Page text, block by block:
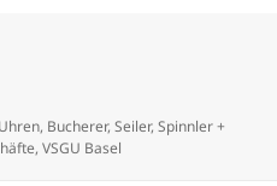
, Bucherer,Seiler,Spinnler +
,VSGU Basel